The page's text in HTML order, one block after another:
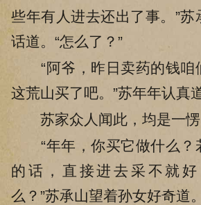
些年有人进去还出了事。”苏
话道。“怎么了？”
“阿爷，昨日卖药的钱咱
这荒山买了吧。”苏年年认真道
苏家众人闻此，均是一愣
“年年，你买它做什么？
的话，直接进去采不就
么？”苏承山望着孙女好奇道。